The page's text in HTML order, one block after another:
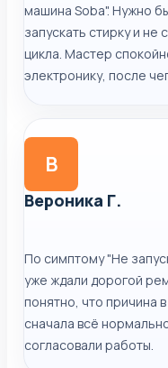
машина Soba". Нужно
запускать стирку и
цикла. Мастер
электронику, после
В
Вероника Г.
По симптому "Не
уже ждали дорогой
понятно, что причина
сначала всё
согласовали работы.